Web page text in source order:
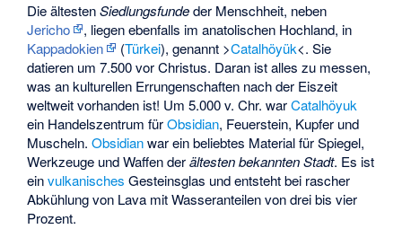
Die ältestenSiedlungsfundeder Menschheit, neben
Jericho
, liegen ebenfalls im anatolischen Hochland, in
Kappadokien
(Türkei), genannt >Catalhöyük<. Sie
datieren um 7.500 vor Christus. Daran ist alles zu messen,
was an kulturellen Errungenschaften nach der Eiszeit
weltweit vorhanden ist! Um 5.000 v. Chr. warCatalhöyuk
ein Handelszentrum fürObsidian, Feuerstein, Kupfer und
Muscheln.Obsidianwar ein beliebtes Material für Spiegel,
Werkzeuge und Waffen derältesten bekannten Stadt. Es ist
einvulkanisches Gesteinsglas und entsteht bei rascher
Abkühlung von Lava mit Wasseranteilen von drei bis vier
Prozent.